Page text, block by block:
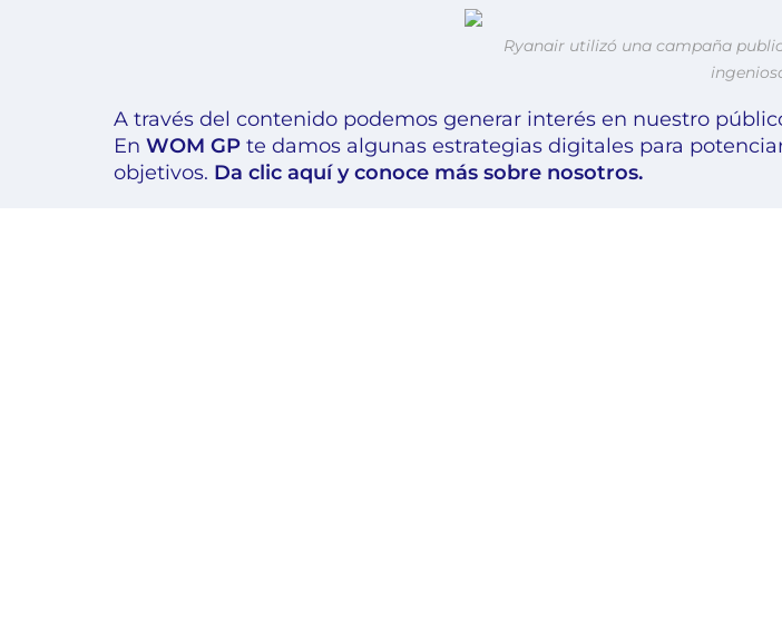
Ryanair utilizó una campaña
A través del contenido podemos generar interés en nuestro
En WOM GP te damos algunas estrategias digitales para
objetivos. Da clic aquí y conoce más sobre nosotros.